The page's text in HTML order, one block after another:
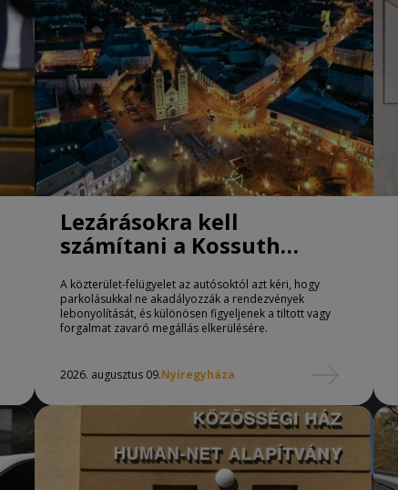
Lezárásokra kell
számítani a Kossuth
A közterület-felügyelet az autósoktól azt kéri, hogy
parkolásukkal ne akadályozzák a rendezvények
lebonyolítását, és különösen figyeljenek a tiltott vagy
forgalmat zavaró megállás elkerülésére.
2026. augusztus 09.Nyíregyháza